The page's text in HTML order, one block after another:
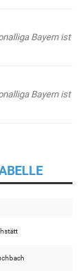
Bayern ist
Bayern ist